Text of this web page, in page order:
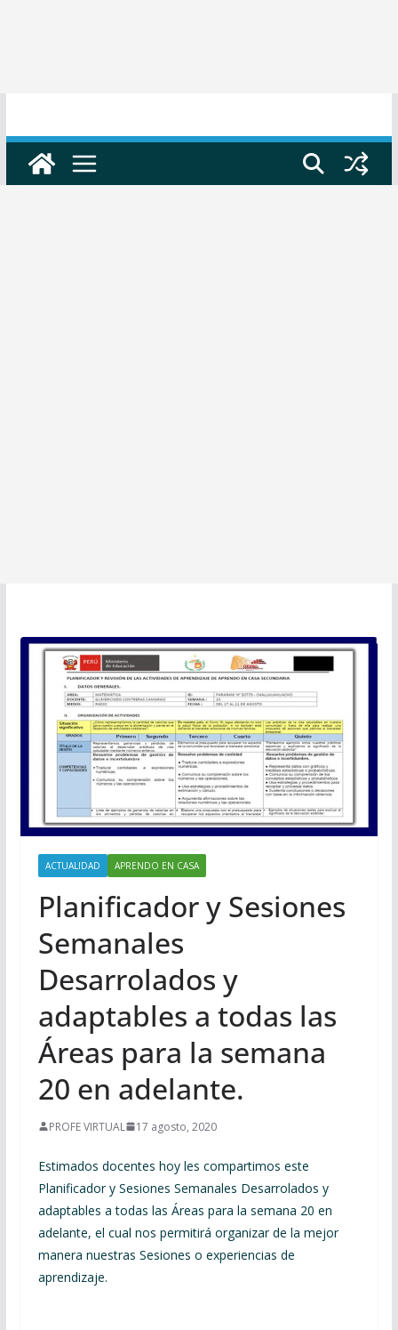
ACTUALIDAD APRENDO EN CASA
Planificador y Sesiones
Semanales
Desarrolados y
adaptables a todas las
Áreas para la semana
20 en adelante.
PROFE VIRTUAL 17 agosto, 2020
Estimados docentes hoy les compartimos este
Planificador y Sesiones Semanales Desarrolados y
adaptables a todas las Áreas para la semana 20 en
adelante, el cual nos permitirá organizar de la mejor
manera nuestras Sesiones o experiencias de
aprendizaje.